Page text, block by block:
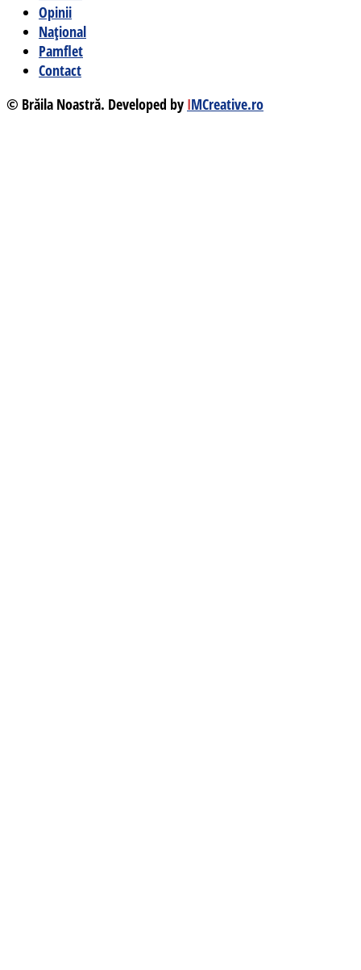
Opinii
Național
Pamflet
Contact
© Brăila Noastră. Developed by IMCreative.ro